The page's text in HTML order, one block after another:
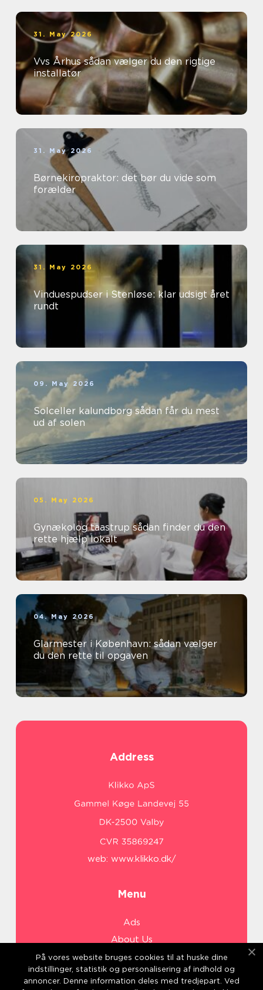
31. May 2026
Vvs Århus sådan vælger du den rigtige
installatør
31. May 2026
Børnekiropraktor: det bør du vide som
forælder
31. May 2026
Vinduespudser i Stenløse: klar udsigt året
rundt
09. May 2026
Solceller kalundborg sådan får du mest
ud af solen
05. May 2026
Gynækolog taastrup sådan finder du den
rette hjælp lokalt
04. May 2026
Glarmester i København: sådan vælger
du den rette til opgaven
Address
web: www.klikko.dk/
Menu
Ads
About Us
Cookies
Contact
På vores website bruges cookies til at huske dine
indstillinger, statistik og personalisering af indhold og
annoncer. Denne information deles med tredjepart. Ved